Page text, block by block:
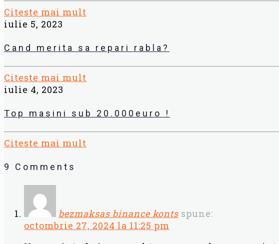
Citeste mai mult
iulie 5, 2023
Cand merita sa repari rabla?
Citeste mai mult
iulie 4, 2023
Top masini sub 20.000euro !
Citeste mai mult
9 Comments
bezmaksas binance konts spune:
octombrie 27, 2024 la 11:25 pm